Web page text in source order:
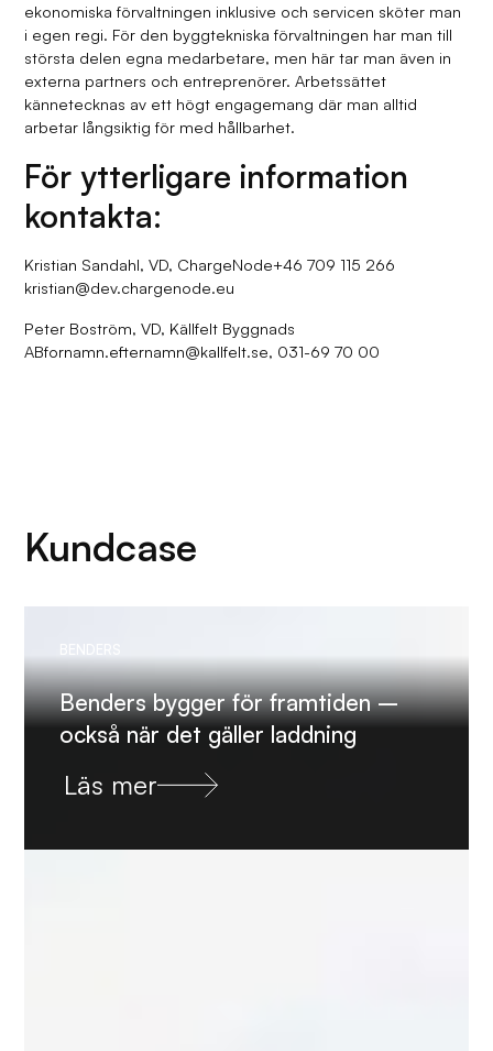
ekonomiska förvaltningen inklusive och servicen sköter man
i egen regi. För den byggtekniska förvaltningen har man till
största delen egna medarbetare, men här tar man även in
externa partners och entreprenörer. Arbetssättet
kännetecknas av ett högt engagemang där man alltid
arbetar långsiktig för med hållbarhet.
För ytterligare information
kontakta:
Kristian Sandahl, VD, ChargeNode+46 709 115 266
kristian@dev.chargenode.eu
Peter Boström, VD, Källfelt Byggnads
ABfornamn.efternamn@kallfelt.se, 031-69 70 00
Kundcase
Benders bygger för framtiden –
också när det gäller laddning
Läs mer